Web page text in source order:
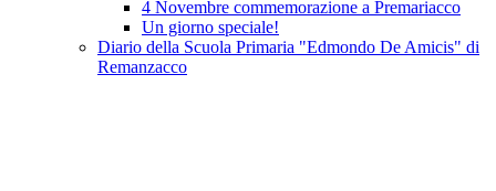
4 Novembre commemorazione a Premariacco
Un giorno speciale!
Diario della Scuola Primaria "Edmondo De Amicis" di
Remanzacco